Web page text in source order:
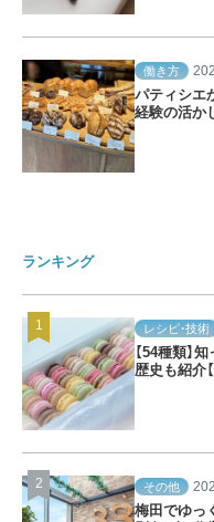
働き方
パティシエ
経験の活か
ランキング
レシピ・技術
【54種類】
歴史も紹介
その他
梅田でゆっ